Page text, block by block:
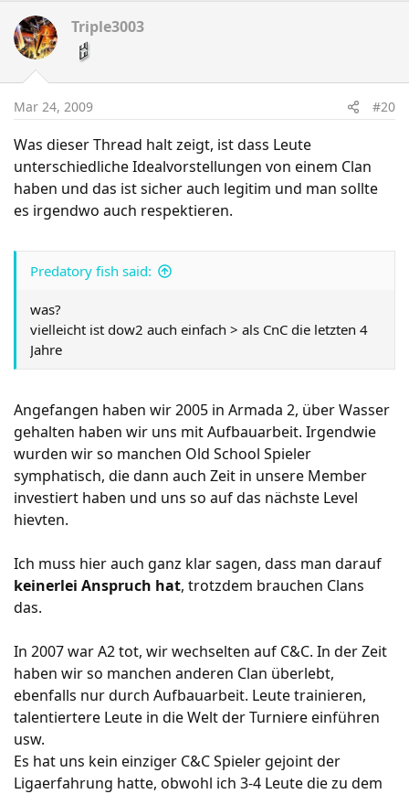
Triple3003
Mar 24, 2009 #20
Was dieser Thread halt zeigt, ist dass Leute
unterschiedliche Idealvorstellungen von einem Clan
haben und das ist sicher auch legitim und man sollte
es irgendwo auch respektieren.
Predatory fish said:
was?
vielleicht ist dow2 auch einfach > als CnC die letzten 4
Jahre
Angefangen haben wir 2005 in Armada 2, über Wasser
gehalten haben wir uns mit Aufbauarbeit. Irgendwie
wurden wir so manchen Old School Spieler
symphatisch, die dann auch Zeit in unsere Member
investiert haben und uns so auf das nächste Level
hievten.
Ich muss hier auch ganz klar sagen, dass man darauf
keinerlei Anspruch hat, trotzdem brauchen Clans
das.
In 2007 war A2 tot, wir wechselten auf C&C. In der Zeit
haben wir so manchen anderen Clan überlebt,
ebenfalls nur durch Aufbauarbeit. Leute trainieren,
talentiertere Leute in die Welt der Turniere einführen
usw.
Es hat uns kein einziger C&C Spieler gejoint der
Ligaerfahrung hatte, obwohl ich 3-4 Leute die zu dem